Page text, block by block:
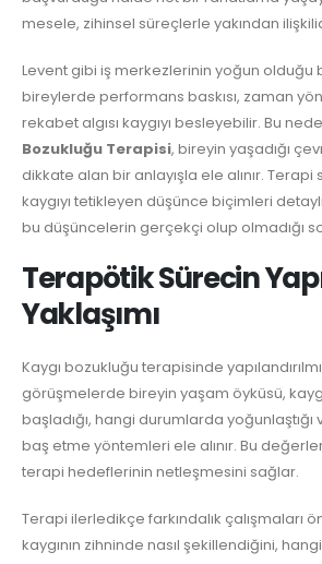
mesele, zihinsel süreçlerle yakından
Levent gibi iş merkezlerinin yoğun
bireylerde performans baskısı, zaman
rekabet algısı kaygıyı besleyebilir. Bu
Bozukluğu Terapisi, bireyin yaşadığı
dikkate alan bir anlayışla ele alınır.
kaygıyı tetikleyen düşünce biçimleri
bu düşüncelerin gerçekçi olup olmadığı
Terapötik Sürecin
Yaklaşımı
Kaygı bozukluğu terapisinde
görüşmelerde bireyin yaşam öyküsü,
başladığı, hangi durumlarda
baş etme yöntemleri ele alınır. Bu
terapi hedeflerinin netleşmesini sağlar.
Terapi ilerledikçe farkındalık çalışmaları
kaygının zihninde nasıl şekillendiğini,